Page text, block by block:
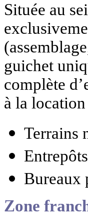
Située au
guichet
complète
à la
Terrains
Bureaux
Zone